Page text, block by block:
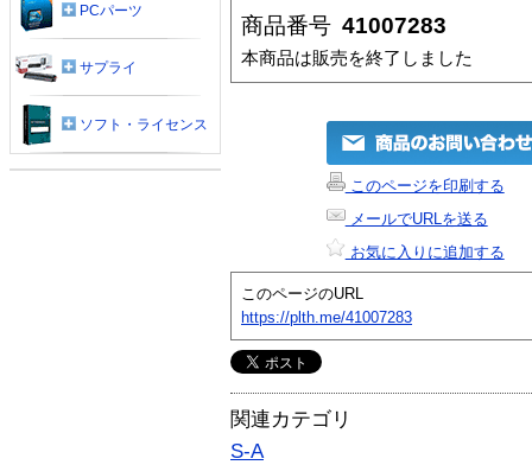
商品番号 41007283
本商品は販売を終了しました
このページを印刷する
メールでURLを送る
お気に入りに追加する
このページのURL
https://plth.me/41007283
関連カテゴリ
S-A
PCパーツ
サプライ
ソフト・ライセンス